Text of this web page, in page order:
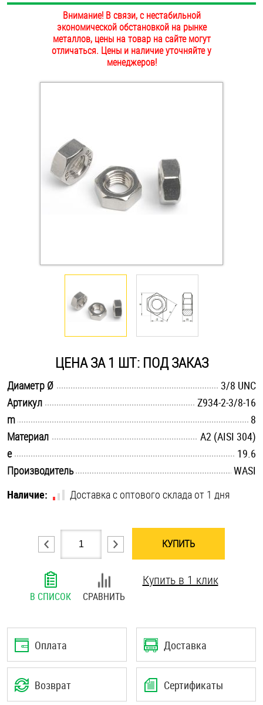
ОПЛАТА И ДОСТАВКА
НАШИ МАГАЗИНЫ
Дюбели
Заклепки (Гайки-Заклепки)
Инструмент
Крюки, кольца с метрической резьбой
Оснастка и аксессуары для яхт
Саморезы и шурупы
Стопорные кольца
Такелаж
Хомуты
Шплинты
Штифты и пальцы
Внимание! В связи, с нестабильной
экономической обстановкой на рынке
металлов, цены на товар на сайте могут
отличаться. Цены и наличие уточняйте у
менеджеров!
ЦЕНА ЗА 1 ШТ: ПОД ЗАКАЗ
Диаметр Ø
3/8 UNC
Артикул
Z934-2-3/8-16
m
8
Материал
А2 (AISI 304)
e
19.6
Производитель
WASI
Наличие:
Доставка с оптового склада от 1 дня
КУПИТЬ
В СПИСОК СРАВНИТЬ
Купить в 1 клик
Оплата Доставка
Возврат Сертификаты